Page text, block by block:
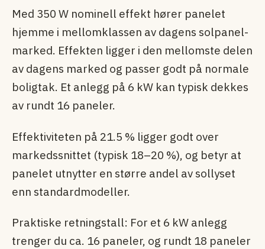
Med 350 W nominell effekt hører panelet
hjemme i mellomklassen av dagens solpanel­
marked. Effekten ligger i den mellomste delen
av dagens marked og passer godt på normale
boligtak. Et anlegg på 6 kW kan typisk dekkes
av rundt 16 paneler.
Effektiviteten på 21.5 % ligger godt over
markedssnittet (typisk 18–20 %), og betyr at
panelet utnytter en større andel av sollyset
enn standardmodeller.
Praktiske retningstall: For et 6 kW anlegg
trenger du ca. 16 paneler, og rundt 18 paneler